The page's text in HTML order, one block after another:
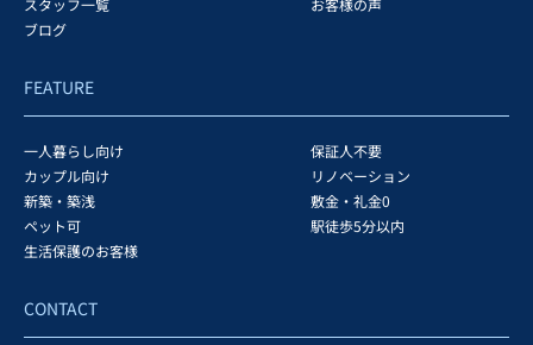
ブログ
FEATURE
一人暮らし向け
保証人不要
カップル向け
リノベーション
新築・築浅
敷金・礼金0
ペット可
駅徒歩5分以内
生活保護のお客様
CONTACT